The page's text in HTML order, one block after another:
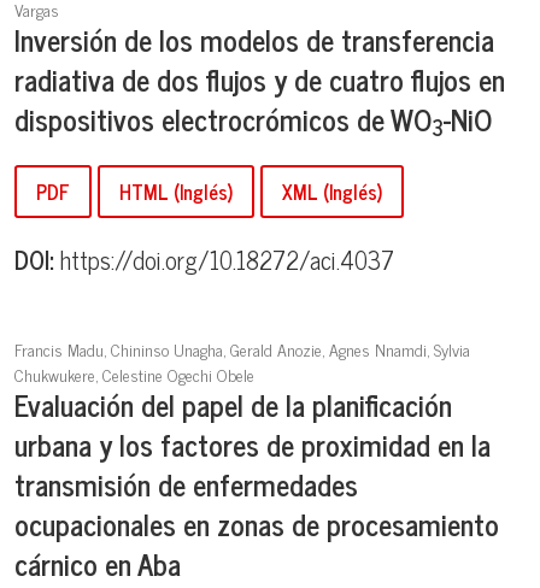
Vargas
Inversión de los modelos de transferencia
radiativa de dos flujos y de cuatro flujos en
dispositivos electrocrómicos de WO3-NiO
PDF HTML (Inglés) XML (Inglés)
DOI:https://doi.org/10.18272/aci.4037
Francis Madu, Chininso Unagha, Gerald Anozie, Agnes Nnamdi, Sylvia
Chukwukere, Celestine Ogechi Obele
Evaluación del papel de la planificación
urbana y los factores de proximidad en la
transmisión de enfermedades
ocupacionales en zonas de procesamiento
cárnico en Aba